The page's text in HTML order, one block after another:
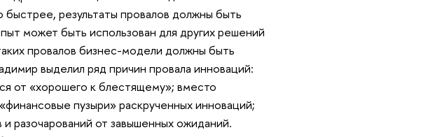
результаты провалов должны быть
может быть использован для других решений
провалов бизнес-модели должны быть
выделил ряд причин провала инноваций:
от «хорошего к блестящему»; вместо
пузыри» раскрученных инноваций;
разочарований от завышенных ожиданий.